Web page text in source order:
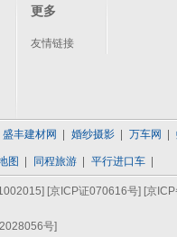
更多
友情链接
盛丰建材网 婚纱摄影 万车网
图 同程旅游 平行进口车
[京ICP证070616号] [京
号]